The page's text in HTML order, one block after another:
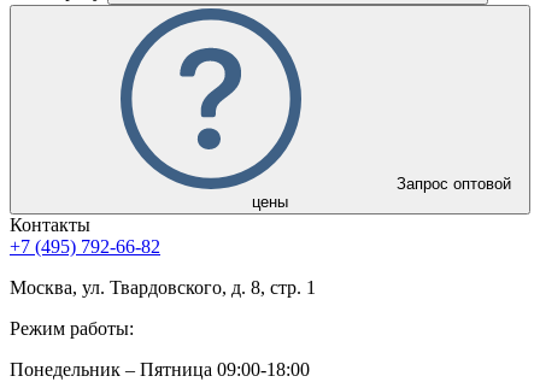
Запрос оптовой
цены
Контакты
+7 (495) 792-66-82
Москва, ул. Твардовского, д. 8, стр. 1
Режим работы:
Понедельник – Пятница 09:00-18:00